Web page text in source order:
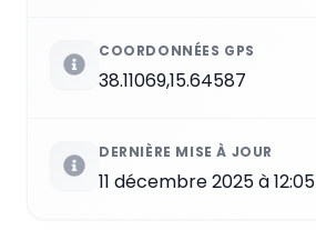
COORDONNÉES GPS
38.11069,15.64587
DERNIÈRE MISE À JOUR
11 décembre 2025 à 12:05